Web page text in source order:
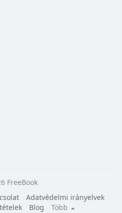
FreeBook
Adatvédelmi irányelvek
Blog
Több